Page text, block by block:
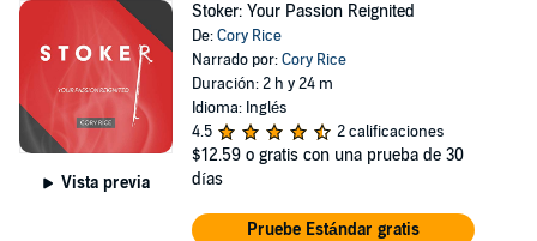
Vista previa
Stoker: Your Passion Reignited
De:Cory Rice
Narrado por:Cory Rice
Duración: 2 h y 24 m
Idioma: Inglés
4.5
2 calificaciones
$12.59 o gratis con una prueba de 30
días
Pruebe Estándar gratis